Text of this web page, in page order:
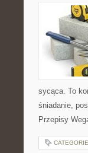
sycąca. To
śniadanie,
Przepisy